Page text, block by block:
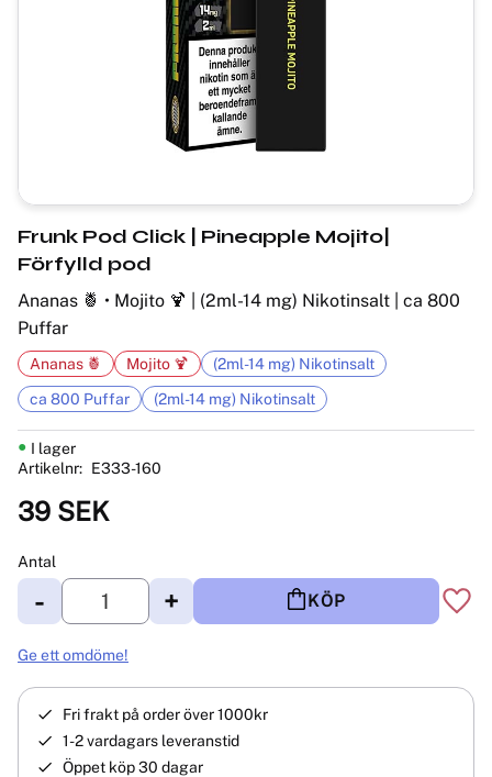
Frunk Pod Click | Pineapple Mojito|
Förfylld pod
Ananas 🍍 • Mojito 🍹 | (2ml-14 mg) Nikotinsalt | ca 800
Puffar
39 SEK
Antal
+
- KÖP
I lager
Artikelnr
E333-160
Ananas 🍍 Mojito 🍹
(2ml-14 mg) Nikotinsalt
ca 800 Puffar
(2ml-14 mg) Nikotinsalt
Ge ett omdöme!
Fri frakt på order över 1000kr
1-2 vardagars leveranstid
Öppet köp 30 dagar